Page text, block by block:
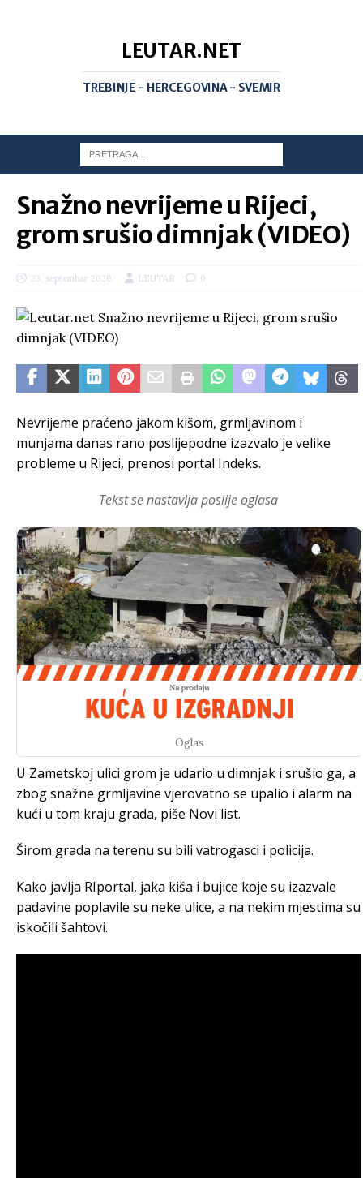
LEUTAR.NET
TREBINJE - HERCEGOVINA - SVEMIR
Snažno nevrijeme u Rijeci,
grom srušio dimnjak (VIDEO)
23. septembar 2020. LEUTAR 0
Nevrijeme praćeno jakom kišom, grmljavinom i
munjama danas rano poslijepodne izazvalo je velike
probleme u Rijeci, prenosi portal Indeks.
Tekst se nastavlja poslije oglasa
Oglas
U Zametskoj ulici grom je udario u dimnjak i srušio ga, a
zbog snažne grmljavine vjerovatno se upalio i alarm na
kući u tom kraju grada, piše Novi list.
Širom grada na terenu su bili vatrogasci i policija.
Kako javlja RIportal, jaka kiša i bujice koje su izazvale
padavine poplavile su neke ulice, a na nekim mjestima su
iskočili šahtovi.